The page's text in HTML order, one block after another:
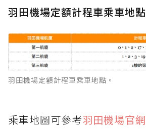
羽田機場定額計程車乘車地點
羽田機場定額計程車乘車地點。
乘車地圖可參考羽田機場官網